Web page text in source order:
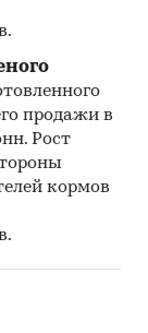
продажи в
Рост
кормов